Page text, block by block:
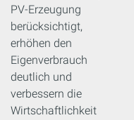
PV-Erzeugung
berücksichtigt,
erhöhen den
Eigenverbrauch
deutlich und
verbessern die
Wirtschaftlichkeit